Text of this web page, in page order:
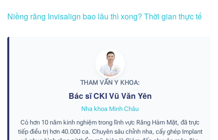
Niềng răng Invisalign bao lâu thì xong? Thời gian thực tế
THAM VẤN Y KHOA:
Bác sĩ CKI Vũ Văn Yên
Nha khoa Minh Châu
Có hơn 10 năm kinh nghiệm trong lĩnh vực Răng Hàm Mặt, đã trực
tiếp điều trị hơn 40.000 ca. Chuyên sâu chỉnh nha, cấy ghép Implant